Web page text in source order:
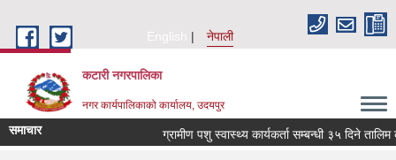
English
नेपाली
कटारी नगरपालिका
नगर कार्यपालिकाको कार्यालय, उदयपुर
समाचार ग्रामीण पशु स्वास्थ्य कार्यकर्ता सम्बन्धी ३५ दिने